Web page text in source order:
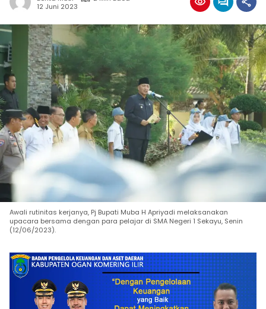
12 Juni 2023
Awali rutinitas kerjanya, Pj Bupati Muba H Apriyadi melaksanakan
upacara bersama dengan para pelajar di SMA Negeri 1 Sekayu, Senin
(12/06/2023).